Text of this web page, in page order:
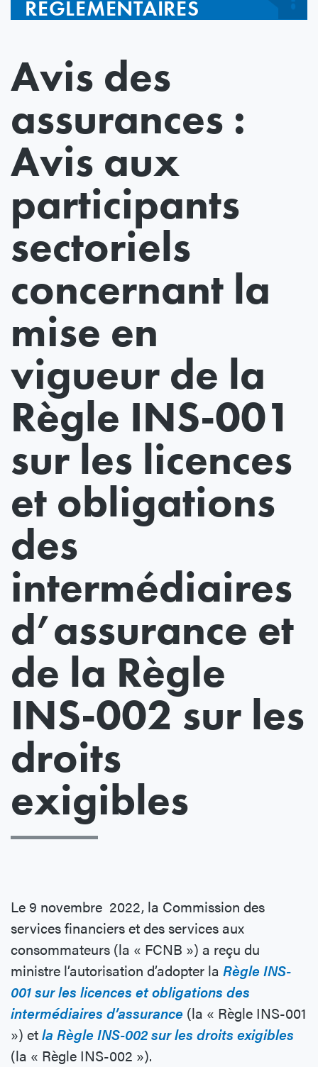
RÉGLEMENTAIRES
Avis des
assurances :
Avis aux
participants
sectoriels
concernant la
mise en
vigueur de la
Règle INS-001
sur les licences
et obligations
des
intermédiaires
d’assurance et
de la Règle
INS-002 sur les
droits
exigibles
Le 9 novembre 2022, la Commission des
services financiers et des services aux
consommateurs (la « FCNB ») a reçu du
ministre l’autorisation d’adopter la Règle INS-
001 sur les licences et obligations des
intermédiaires d’assurance (la « Règle INS-001
») etla Règle INS-002 sur les droits exigibles
(la « Règle INS-002 »).